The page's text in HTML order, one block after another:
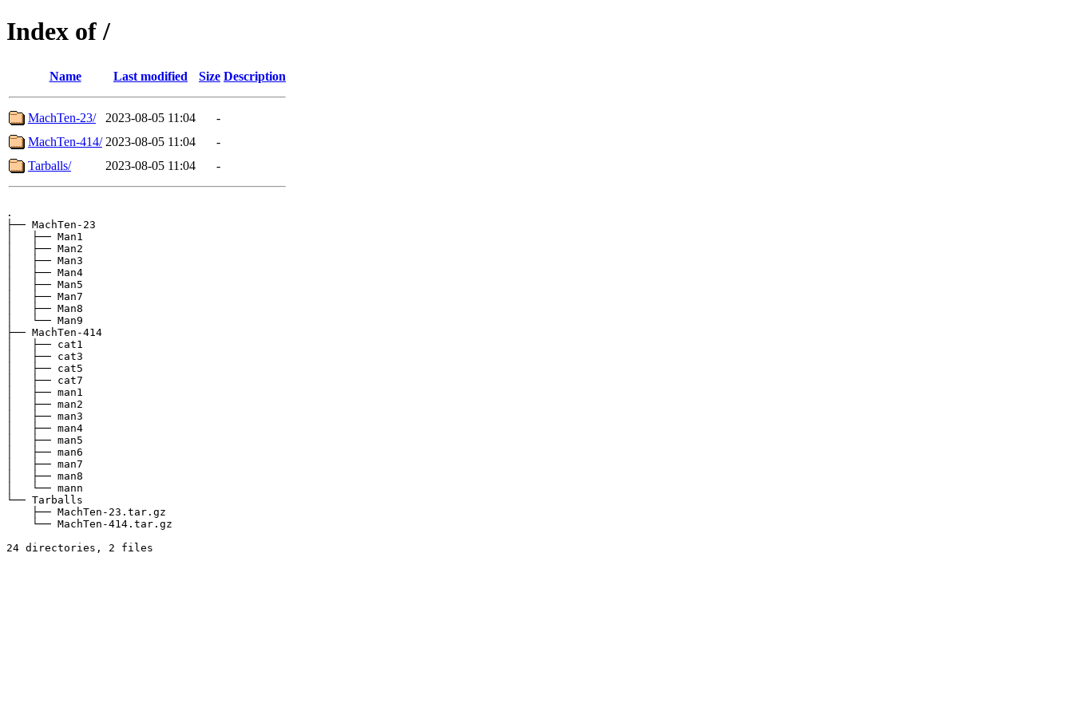
Index of /
Name Last modified Size Description
MachTen-23/ 2023-08-05 11:04
-
MachTen-414/ 2023-08-05 11:04
-
Tarballs/
2023-08-05 11:04 -
.
├── MachTen-23
│   ├── Man1
│   ├── Man2
│   ├── Man3
│   ├── Man4
│   ├── Man5
│   ├── Man7
│   ├── Man8
│   └── Man9
├── MachTen-414
│   ├── cat1
│   ├── cat3
│   ├── cat5
│   ├── cat7
│   ├── man1
│   ├── man2
│   ├── man3
│   ├── man4
│   ├── man5
│   ├── man6
│   ├── man7
│   ├── man8
│   └── mann
└── Tarballs
    ├── MachTen-23.tar.gz
    └── MachTen-414.tar.gz